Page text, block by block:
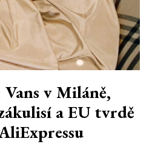
v Miláně,
a EU tvrdě